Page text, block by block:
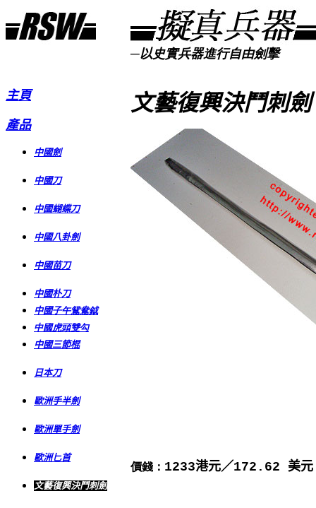
─以史實兵器進行自由劍擊
主頁
產品
中國劍
中國刀
中國蝴蝶刀
中國八卦劍
中國苗刀
中國朴刀
中國子午鴛鴦鉞
中國虎頭雙勾
中國三節棍
日本刀
歐洲手半劍
歐洲單手劍
歐洲匕首
文藝復興決鬥刺劍
文藝復興決鬥刺劍
價錢： 1233港元／172.62 美元